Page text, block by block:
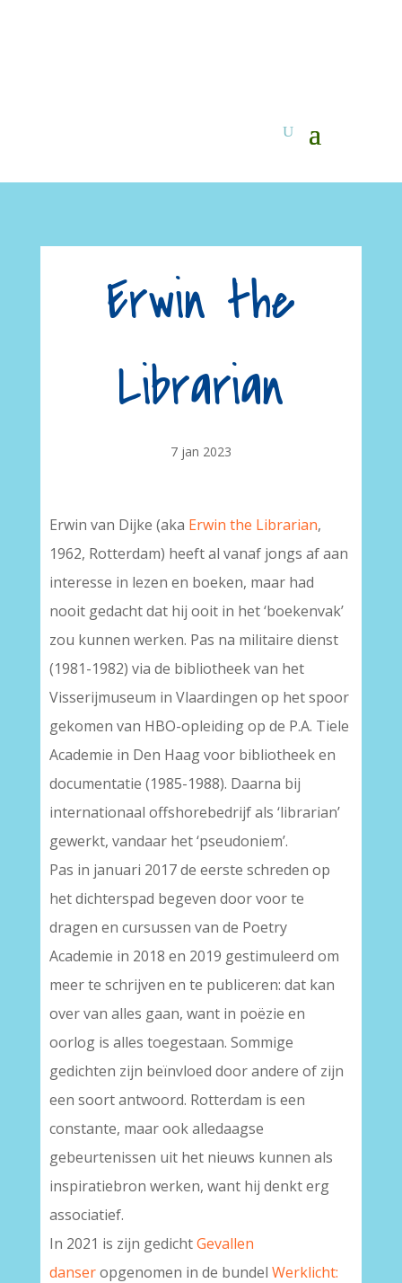
Erwin the
Librarian
7 jan 2023
Erwin van Dijke (aka Erwin the Librarian,
1962, Rotterdam) heeft al vanaf jongs af aan
interesse in lezen en boeken, maar had
nooit gedacht dat hij ooit in het ‘boekenvak’
zou kunnen werken. Pas na militaire dienst
(1981-1982) via de bibliotheek van het
Visserijmuseum in Vlaardingen op het spoor
gekomen van HBO-opleiding op de P.A. Tiele
Academie in Den Haag voor bibliotheek en
documentatie (1985-1988). Daarna bij
internationaal offshorebedrijf als ‘librarian’
gewerkt, vandaar het ‘pseudoniem’.
Pas in januari 2017 de eerste schreden op
het dichterspad begeven door voor te
dragen en cursussen van de Poetry
Academie in 2018 en 2019 gestimuleerd om
meer te schrijven en te publiceren: dat kan
over van alles gaan, want in poëzie en
oorlog is alles toegestaan. Sommige
gedichten zijn beïnvloed door andere of zijn
een soort antwoord. Rotterdam is een
constante, maar ook alledaagse
gebeurtenissen uit het nieuws kunnen als
inspiratiebron werken, want hij denkt erg
associatief.
In 2021 is zijn gedichtGevallen
danseropgenomen in de bundel Werklicht: